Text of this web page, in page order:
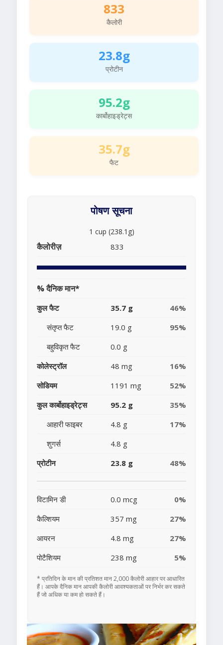
833
कैलोरी
23.8g
प्रोटीन
95.2g
कार्बोहाइड्रेट्स
35.7g
फैट
पोषण सूचना
1 cup (238.1g)
कैलोरीज़ 833
% दैनिक मान*
कुल फैट 35.7 g
46%
संतृप्त फैट
19.0 g
95%
बहुविकृत फैट
0.0 g
कोलेस्ट्रॉल
48 mg
16%
सोडियम
1191 mg
52%
कुल कार्बोहाइड्रेट्स
95.2 g
35%
आहारी फाइबर
4.8 g
17%
शुगर्स
4.8 g
प्रोटीन
23.8 g 48%
विटामिन डी 0.0 mcg
0%
कैल्शियम
357 mg
27%
आयरन
4.8 mg
27%
पोटैशियम
238 mg 5%
* प्रतिदिन के मान की प्रतिशत मान 2,000 कैलोरी आहार पर आधारित
हैं। आपके दैनिक मान आपकी कैलोरी आवश्यकताओं पर निर्भर कर सकते
हैं जो अधिक या कम हो सकते हैं।